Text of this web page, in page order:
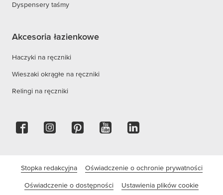
Dyspensery taśmy
Akcesoria łazienkowe
Haczyki na ręczniki
Wieszaki okrągłe na ręczniki
Relingi na ręczniki
Stopka redakcyjna Oświadczenie o ochronie prywatności
Oświadczenie o dostępności Ustawienia plików cookie